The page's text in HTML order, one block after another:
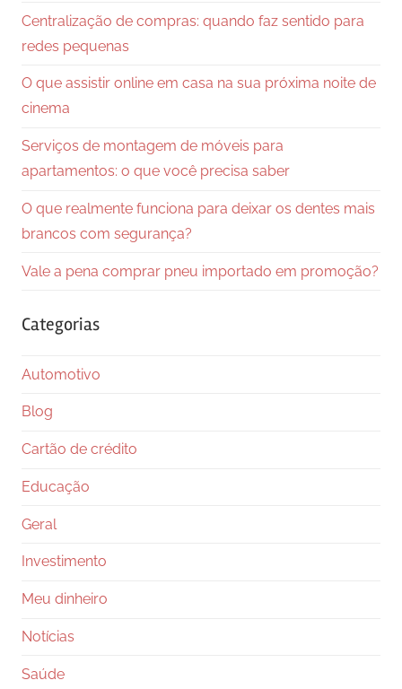
Centralização de compras: quando faz sentido para
redes pequenas
O que assistir online em casa na sua próxima noite de
cinema
Serviços de montagem de móveis para
apartamentos: o que você precisa saber
O que realmente funciona para deixar os dentes mais
brancos com segurança?
Vale a pena comprar pneu importado em promoção?
Categorias
Automotivo
Blog
Cartão de crédito
Educação
Geral
Investimento
Meu dinheiro
Notícias
Saúde